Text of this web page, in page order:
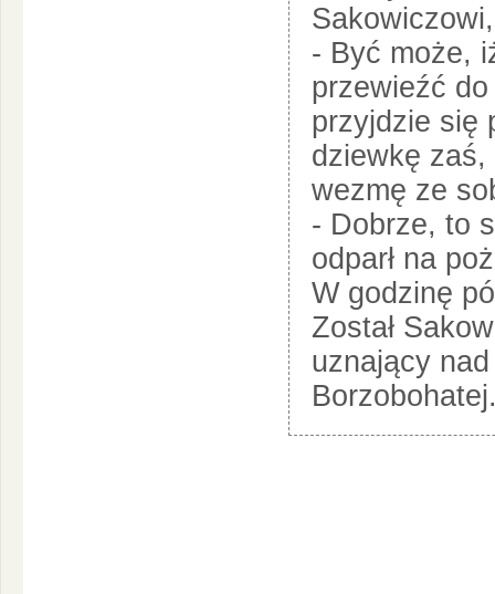
- Być może,
przewieźć do
przyjdzie się
dziewkę zaś,
wezmę ze
- Dobrze, to
odparł na
W godzinę
Został
uznający